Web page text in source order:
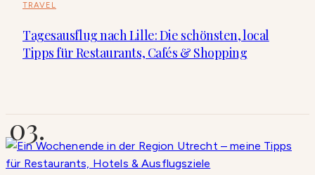
TRAVEL
Tagesausflug nach Lille: Die schönsten, local
Tipps für Restaurants, Cafés & Shopping